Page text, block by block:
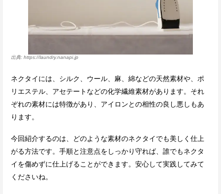
https://laundry.nanapi.jp
ネクタイには、シルク、ウール、麻、綿などの天然素材や、ポ
リエステル、アセテートなどの化学繊維素材があります。それ
ぞれの素材には特徴があり、アイロンとの相性の良し悪しもあ
ります。
今回紹介するのは、どのような素材のネクタイでも美しく仕上
がる方法です。手順と注意点をしっかり守れば、誰でもネクタ
イを傷めずに仕上げることができます。安心して実践してみて
くださいね。